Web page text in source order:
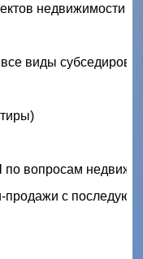
недвижимости
виды
по вопросам
продажи с